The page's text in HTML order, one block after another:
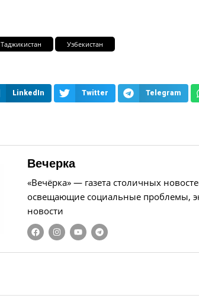
Таджикистан Узбекистан
LinkedIn Twitter Telegram
Вечерка
«Вечёрка» — газета столичных
освещающие социальные проблемы,
новости